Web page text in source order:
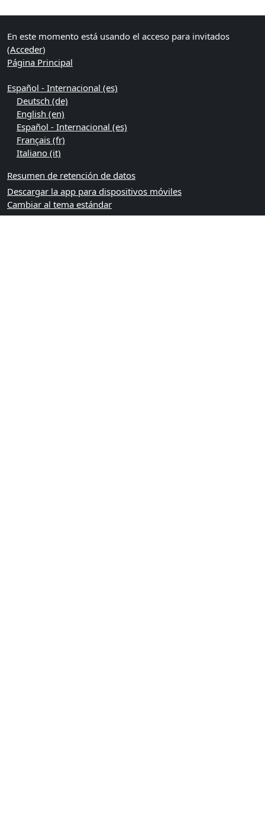
En este momento está usando el acceso para invitados
(Acceder)
Página Principal
Español - Internacional ‎(es)‎
Deutsch ‎(de)‎
English ‎(en)‎
Español - Internacional ‎(es)‎
Français ‎(fr)‎
Italiano ‎(it)‎
Resumen de retención de datos
Descargar la app para dispositivos móviles
Cambiar al tema estándar